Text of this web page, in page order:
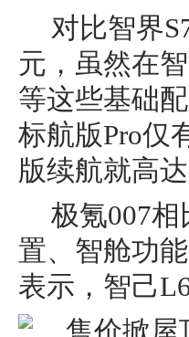
对比智界
元，虽然在
等这些基础
标航版Pro仅
版续航就高达
极氪007
置、智舱功
表示，智己